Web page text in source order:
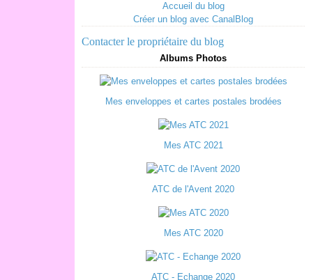
Accueil du blog
Créer un blog avec CanalBlog
Contacter le propriétaire du blog
Albums Photos
Mes enveloppes et cartes postales brodées
Mes ATC 2021
ATC de l'Avent 2020
Mes ATC 2020
ATC - Echange 2020